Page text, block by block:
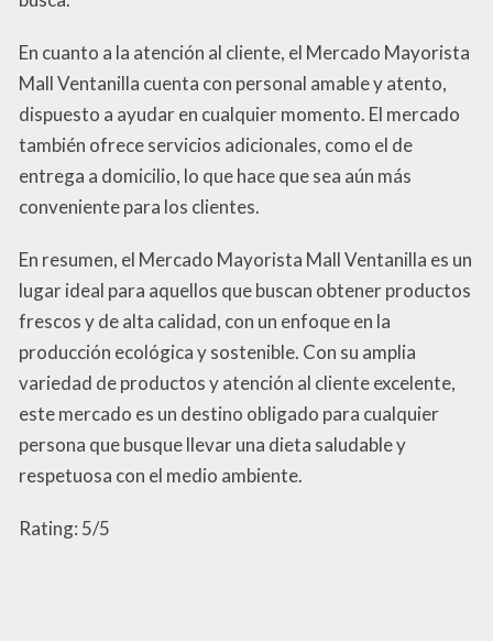
En cuanto a la atención al cliente, el Mercado Mayorista
Mall Ventanilla cuenta con personal amable y atento,
dispuesto a ayudar en cualquier momento. El mercado
también ofrece servicios adicionales, como el de
entrega a domicilio, lo que hace que sea aún más
conveniente para los clientes.
En resumen, el Mercado Mayorista Mall Ventanilla es un
lugar ideal para aquellos que buscan obtener productos
frescos y de alta calidad, con un enfoque en la
producción ecológica y sostenible. Con su amplia
variedad de productos y atención al cliente excelente,
este mercado es un destino obligado para cualquier
persona que busque llevar una dieta saludable y
respetuosa con el medio ambiente.
Rating: 5/5